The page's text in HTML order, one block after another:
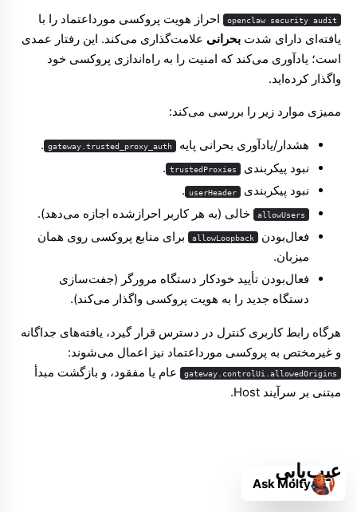
openclaw security audit احراز هویت پروکسی مورداعتماد را با
یافته‌ای دارای شدت بحرانی علامت‌گذاری می‌کند. این رفتار عمدی
است؛ یادآوری می‌کند که امنیت را به راه‌اندازی پروکسی خود
واگذار کرده‌اید.
ممیزی موارد زیر را بررسی می‌کند:
هشدار/یادآوری بحرانی پایه gateway.trusted_proxy_auth
.
نبود پیکربندی
trustedProxies
.
نبود پیکربندی
userHeader
.
allowUsers خالی (به هر کاربر احرازشده اجازه می‌دهد).
فعال‌بودن
allowLoopback برای منابع پروکسی روی همان
میزبان.
فعال‌بودن تأیید خودکار دستگاه مرورگر (جفت‌سازی
دستگاه جدید را به هویت پروکسی واگذار می‌کند).
هرگاه رابط کاربری کنترل در دسترس قرار گیرد، یافته‌های جداگانه
و غیرمختص به پروکسی مورداعتماد نیز اعمال می‌شوند:
gateway.controlUi.allowedOrigins عام یا مفقود، و بازگشت مبدأ
مبتنی بر سرآیند Host.
عیب‌یابی
Ask Molty